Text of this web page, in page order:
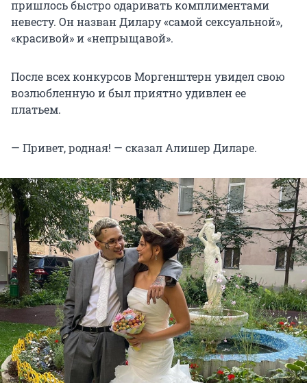
пришлось быстро одаривать комплиментами
невесту. Он назван Дилару «самой сексуальной»,
«красивой» и «непрыщавой».
После всех конкурсов Моргенштерн увидел свою
возлюбленную и был приятно удивлен ее
платьем.
— Привет, родная! — сказал Алишер Диларе.